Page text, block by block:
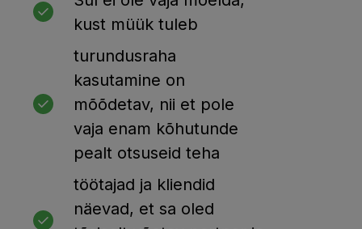
kust müük tuleb
turundusraha
kasutamine on
mõõdetav, nii et pole
vaja enam kõhutunde
pealt otsuseid teha
töötajad ja kliendid
näevad, et sa oled